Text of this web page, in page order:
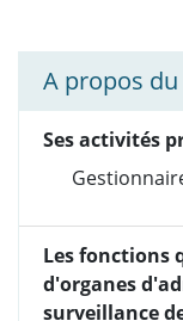
A propos
Ses activités
Les fonctions
d'organes
surveillance